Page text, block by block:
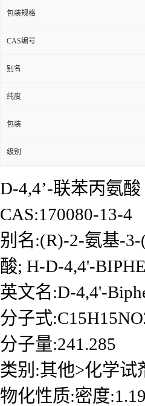
包装规格
CAS编号
别名
纯度
包装
级别
D-4,4’-联苯丙氨酸
CAS:170080-13-4
别名:(R)-2-氨基-
酸; H-D-4,4'-
英文名:D-4,4'-
分子式
分子量:241.285
类别:其他>化学试
物化性质:密度